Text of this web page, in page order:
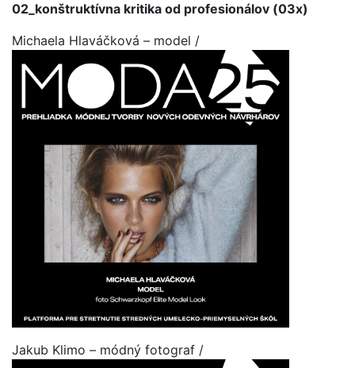
02_konštruktívna kritika od profesionálov (03x)
Michaela Hlaváčková – model /
Jakub Klimo – módný fotograf /